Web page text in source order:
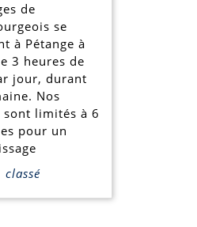
adultes
en
luxembourgeois
de
se
à Pétange à
3 heures de
jour, durant
Nos
sont limités à 6
pour un